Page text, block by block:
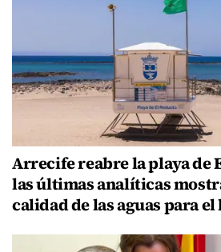
Arrecife reabre la playa de
las últimas analíticas
calidad de las aguas para el